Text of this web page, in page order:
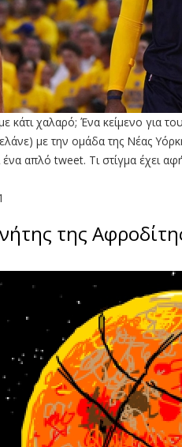
κάτι χαλαρό; Ένα κείμενο για
με την ομάδα της Νέας
απλό tweet. Τι στίγμα έχει
της